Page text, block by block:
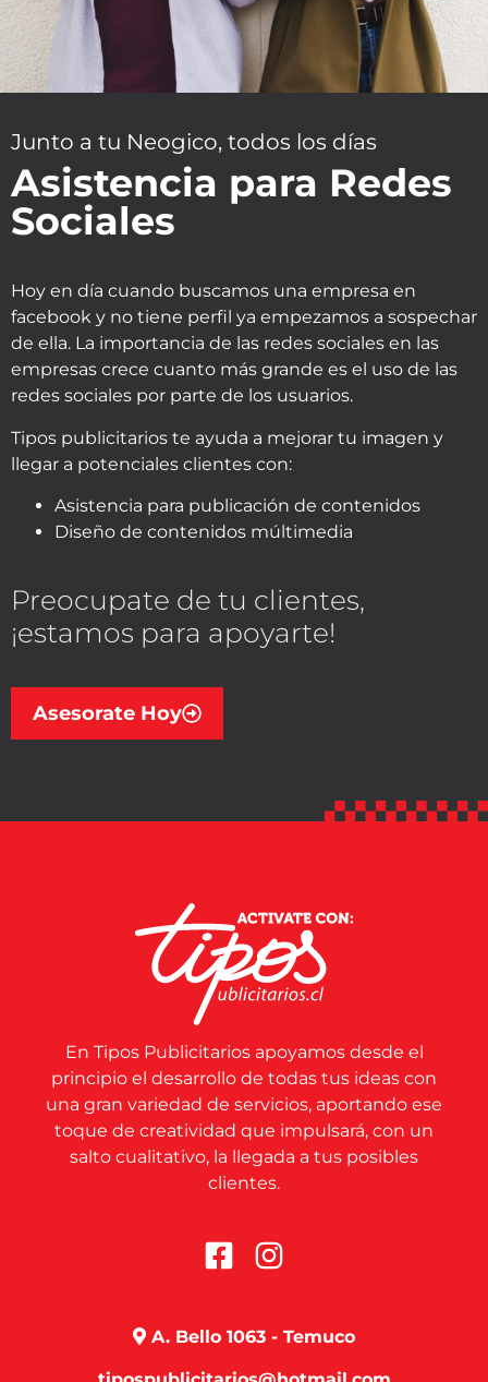
Junto a tu Neogico, todos los días
Asistencia para Redes
Sociales
Hoy en día cuando buscamos una empresa en
facebook y no tiene perfil ya empezamos a sospechar
de ella. La importancia de las redes sociales en las
empresas crece cuanto más grande es el uso de las
redes sociales por parte de los usuarios.
Tipos publicitarios te ayuda a mejorar tu imagen y
llegar a potenciales clientes con:
Asistencia para publicación de contenidos
Diseño de contenidos múltimedia
Preocupate de tu clientes,
¡estamos para apoyarte!
Asesorate Hoy
En Tipos Publicitarios apoyamos desde el
principio el desarrollo de todas tus ideas con
una gran variedad de servicios, aportando ese
toque de creatividad que impulsará, con un
salto cualitativo, la llegada a tus posibles
clientes.
A. Bello 1063 - Temuco